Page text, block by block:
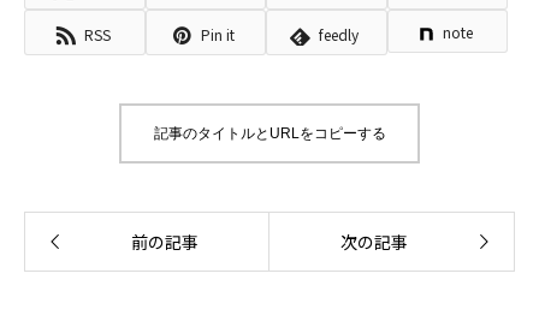
RSS Pin it feedly note
記事のタイトルとURLをコピーする